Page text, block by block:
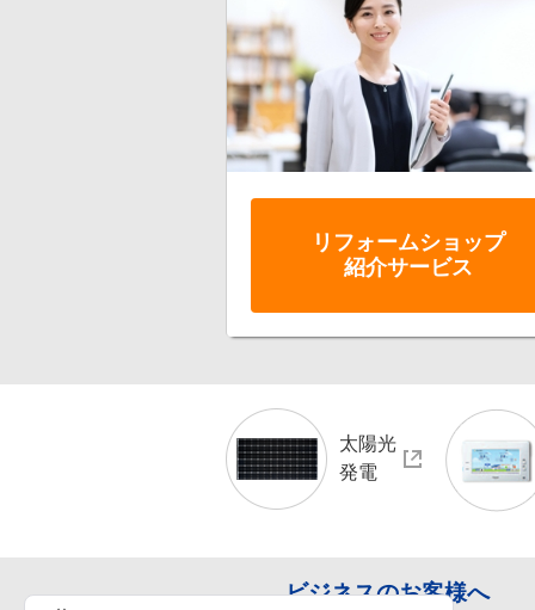
リフォームショップ
紹介サービス
太陽光
発電
ビジネスのお客様へ